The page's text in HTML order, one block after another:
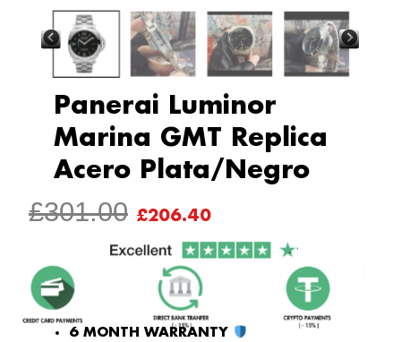
Panerai Luminor
Marina GMT Replica
Acero Plata/Negro
£301.00 ORIGINAL
PRICE
WAS:
£301.00.
£206.40CURRENT
PRICE
IS:
£206.40.
6 MONTH WARRANTY